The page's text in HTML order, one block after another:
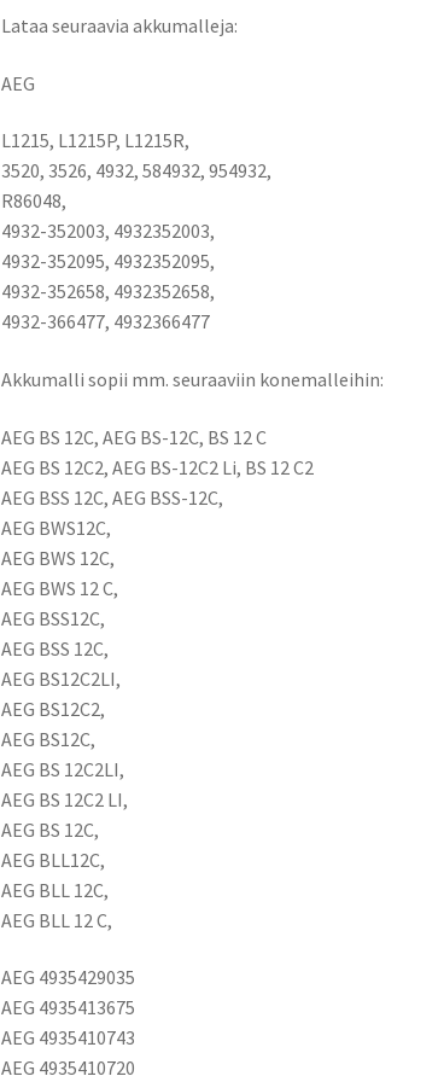
Li-
akuille
/
+
USB
lataus
/
LL1230
Lataa seuraavia akkumalleja:
AEG
L1215, L1215P, L1215R,
3520, 3526, 4932, 584932, 954932,
R86048,
4932-352003, 4932352003,
4932-352095, 4932352095,
4932-352658, 4932352658,
4932-366477, 4932366477
Akkumalli sopii mm. seuraaviin konemalleihin:
AEG BS 12C, AEG BS-12C, BS 12 C
AEG BS 12C2, AEG BS-12C2 Li, BS 12 C2
AEG BSS 12C, AEG BSS-12C,
AEG BWS12C,
AEG BWS 12C,
AEG BWS 12 C,
AEG BSS12C,
AEG BSS 12C,
AEG BS12C2LI,
AEG BS12C2,
AEG BS12C,
AEG BS 12C2LI,
AEG BS 12C2 LI,
AEG BS 12C,
AEG BLL12C,
AEG BLL 12C,
AEG BLL 12 C,
AEG 4935429035
AEG 4935413675
AEG 4935410743
AEG 4935410720